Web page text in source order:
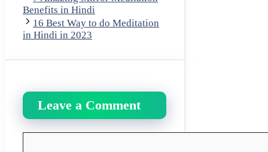
Benefits in Hindi
16 Best Way to do Meditation
in Hindi in 2023
Leave a Comment